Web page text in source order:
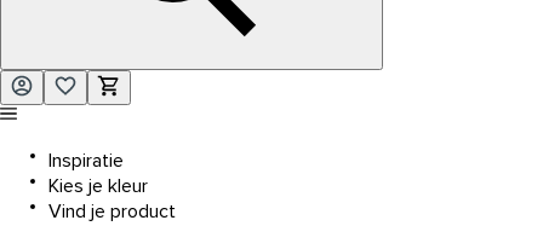
Inspiratie
Kies je kleur
Vind je product